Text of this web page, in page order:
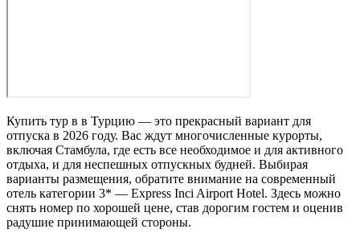
Купить тур в в Турцию — это прекрасный вариант для
отпуска в 2026 году. Вас ждут многочисленные курорты,
включая Стамбула, где есть все необходимое и для активного
отдыха, и для неспешных отпускных будней. Выбирая
варианты размещения, обратите внимание на современный
отель категории 3* — Express Inci Airport Hotel. Здесь можно
снять номер по хорошей цене, став дорогим гостем и оценив
радушие принимающей стороны.